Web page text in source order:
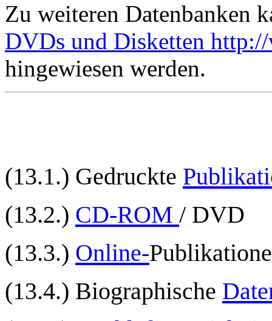
Zu weiteren Datenbanken
DVDs und Disketten http://
hingewiesen werden.
(13.1.) Gedruckte
(13.2.) CD-ROM / DVD
(13.3.) Online-
(13.4.) Biographische